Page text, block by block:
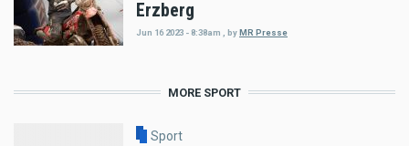
Erzberg
Jun 16 2023 - 8:38am byMR Presse
MORE SPORT
Sport